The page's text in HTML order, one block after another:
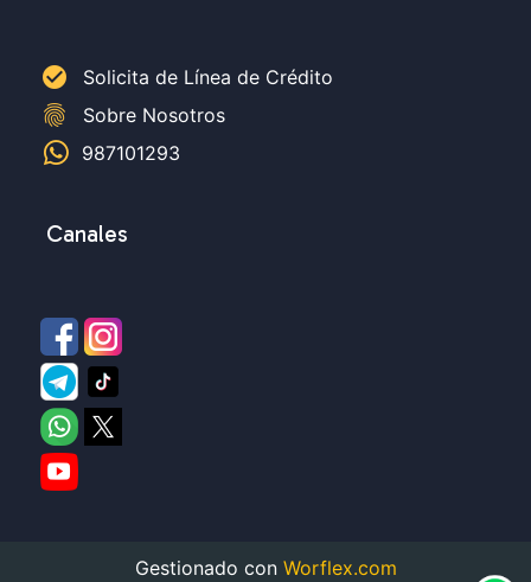
check_circle Solicita de Línea de Crédito
fingerprint
Sobre Nosotros
987101293
Canales
Gestionado con Worflex.com